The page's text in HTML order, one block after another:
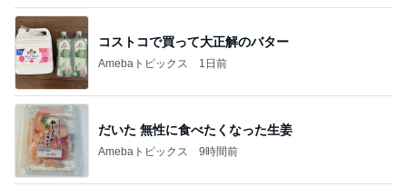
コストコで買って大正解のバター
Amebaトピックス 1日前
だいた 無性に食べたくなった生姜
Amebaトピックス 9時間前